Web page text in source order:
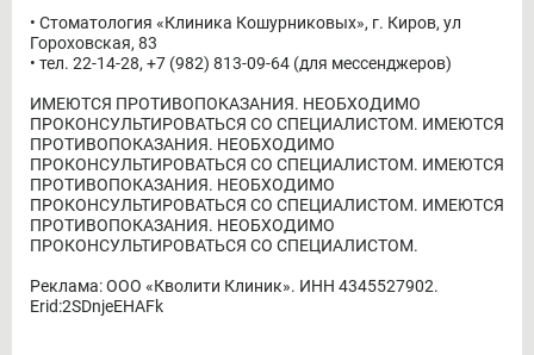
• Стоматология «Клиника Кошурниковых», г. Киров, ул
Гороховская, 83
• ️тел. 22-14-28, +7 (982) 813-09-64 (для мессенджеров)
ИМЕЮТСЯ ПРОТИВОПОКАЗАНИЯ. НЕОБХОДИМО
ПРОКОНСУЛЬТИРОВАТЬСЯ СО СПЕЦИАЛИСТОМ. ИМЕЮТСЯ
ПРОТИВОПОКАЗАНИЯ. НЕОБХОДИМО
ПРОКОНСУЛЬТИРОВАТЬСЯ СО СПЕЦИАЛИСТОМ. ИМЕЮТСЯ
ПРОТИВОПОКАЗАНИЯ. НЕОБХОДИМО
ПРОКОНСУЛЬТИРОВАТЬСЯ СО СПЕЦИАЛИСТОМ. ИМЕЮТСЯ
ПРОТИВОПОКАЗАНИЯ. НЕОБХОДИМО
ПРОКОНСУЛЬТИРОВАТЬСЯ СО СПЕЦИАЛИСТОМ.
Реклама: ООО «Кволити Клиник». ИНН 4345527902.
Erid:2SDnjeEHAFk